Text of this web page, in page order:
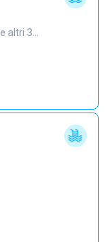
e altri 3…